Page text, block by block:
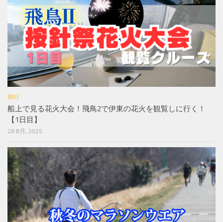
旅行
船上で見る花火大会！飛鳥2で伊東の花火を観覧しに行く！
【1日目】
28 8月, 2025